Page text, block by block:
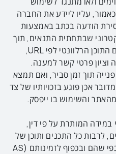
עליו ליידע את החברה
הודעה בכתב באמצעות
שבתחתית התנאים, תוך
ציון מדויק של מיקום התוכן הרלוונטי לפי URL,
וציון פרטי קשר למענה.
תוך זמן סביר, ואם תמצא
אכן פוגע בזכויותיו של צד
והשימוש בו ייפסק.
המותרת על פי דין,
לרבות כל התכנים ותוכן של
, ניתנים כפי שהם ובכפוף לזמינותם (AS